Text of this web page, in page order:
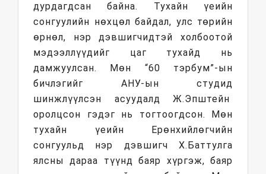
дурдагдсан байна. Тухайн үеийн
сонгуулийн нөхцөл байдал, улс төрийн
өрнөл, нэр дэвшигчидтэй холбоотой
мэдээллүүдийг цаг тухайд нь
дамжуулсан. Мөн “60 тэрбум”-ын
бичлэгийг АНУ-ын студид
шинжлүүлсэн асуудалд Ж.Эпштейн
оролцсон гэдэг нь тогтоогдсон. Мөн
тухайн үеийн Ерөнхийлөгчийн
сонгуульд нэр дэвшигч Х.Баттулга
ялсны дараа түүнд баяр хүргэж, баяр